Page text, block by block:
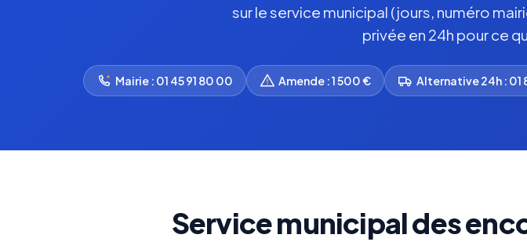
sur le service municipal (jours, numéro
privée en 24h pour ce
Mairie : 01 45 91 80 00 Amende : 1 500 € Alternative 24h : 01
Service municipal des